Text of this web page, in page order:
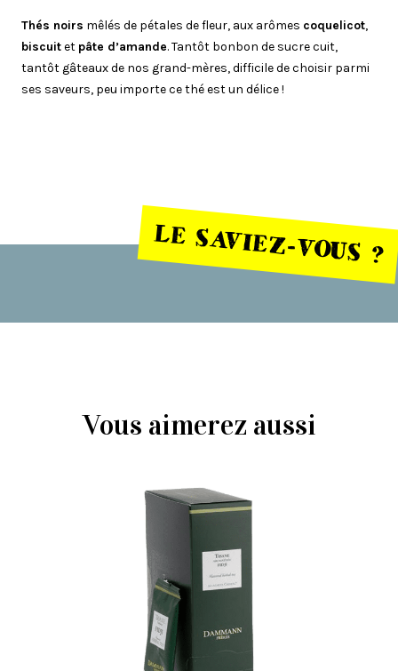
Thés noirs mêlés de pétales de fleur, aux arômes coquelicot,
biscuitet pâte d’amande. Tantôt bonbon de sucre cuit,
tantôt gâteaux de nos grand-mères, difficile de choisir parmi
ses saveurs, peu importe ce thé est un délice !
LE SAVIEZ-VOUS ?
Vous aimerez aussi